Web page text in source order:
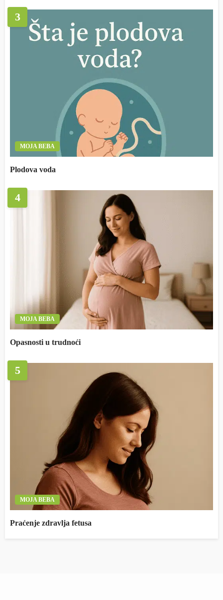
3
MOJA BEBA
Plodova voda
4
MOJA BEBA
Opasnosti u trudnoći
5
MOJA BEBA
Praćenje zdravlja fetusa